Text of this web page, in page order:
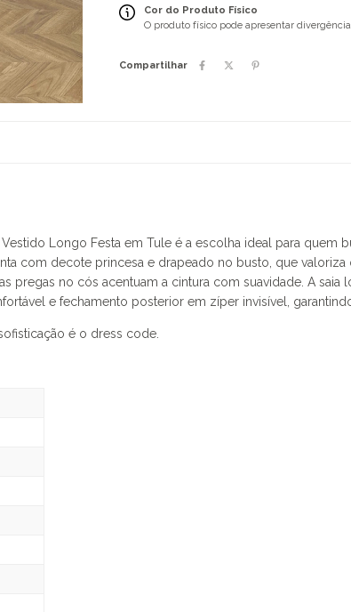
Cor do Produto Físico
O produto físico pode apresentar
Compartilhar
Longo Festa em Tule é a escolha ideal para quem
com decote princesa e drapeado no busto, que valoriza
no cós acentuam a cintura com suavidade. A saia
e fechamento posterior em zíper invisível,
é o dress code.